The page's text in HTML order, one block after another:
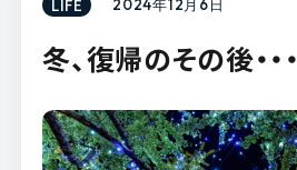
2024年12月6日
冬、復帰のその後・・・